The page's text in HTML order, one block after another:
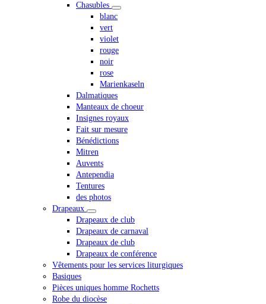
Chasubles
blanc
vert
violet
rouge
noir
rose
Marienkaseln
Dalmatiques
Manteaux de choeur
Insignes royaux
Fait sur mesure
Bénédictions
Mitren
Auvents
Antependia
Tentures
des photos
Drapeaux
Drapeaux de club
Drapeaux de carnaval
Drapeaux de club
Drapeaux de conférence
Vêtements pour les services liturgiques
Basiques
Pièces uniques homme Rochetts
Robe du diocèse